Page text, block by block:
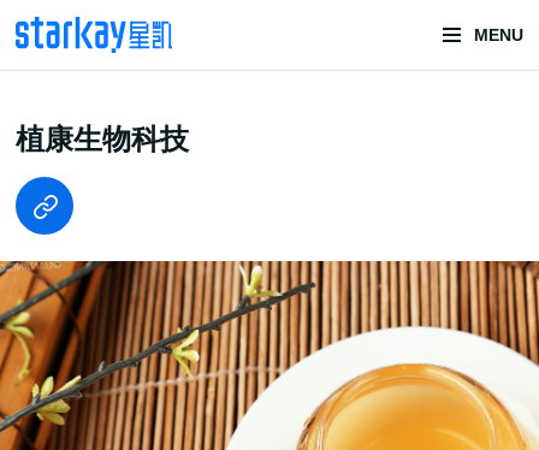
MENU
头部潮玩
技术服务商
潮玩技术解决方案
植康生物科技